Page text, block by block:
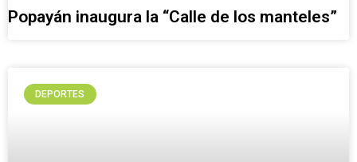
Popayán inaugura la “Calle de los manteles”
DEPORTES